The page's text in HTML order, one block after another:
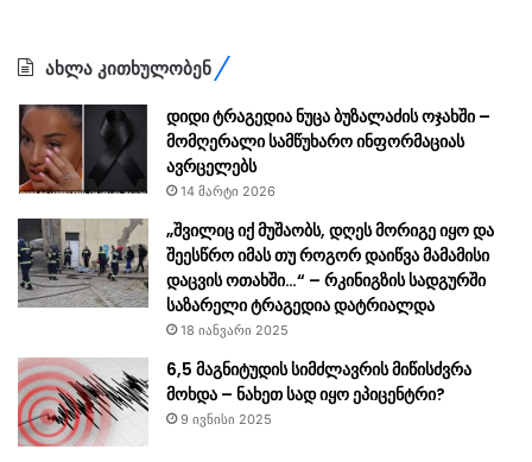
ახლა კითხულობენ
დიდი ტრაგედია ნუცა ბუზალაძის ოჯახში –
მომღერალი სამწუხარო ინფორმაციას
ავრცელებს
14 მარტი 2026
„შვილიც იქ მუშაობს, დღეს მორიგე იყო და
შეესწრო იმას თუ როგორ დაიწვა მამამისი
დაცვის ოთახში…“ – რკინიგზის სადგურში
საზარელი ტრაგედია დატრიალდა
18 იანვარი 2025
6,5 მაგნიტუდის სიმძლავრის მიწისძვრა
მოხდა – ნახეთ სად იყო ეპიცენტრი?
9 ივნისი 2025